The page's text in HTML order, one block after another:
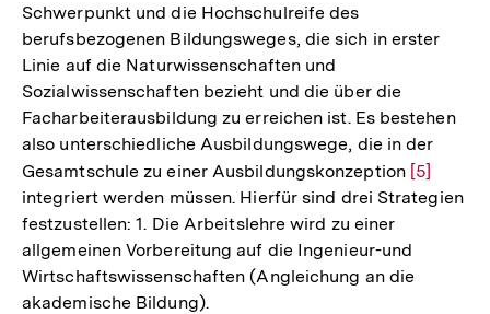
Schwerpunkt und die Hochschulreife des
berufsbezogenen Bildungsweges, die sich in erster
Linie auf die Naturwissenschaften und
Sozialwissenschaften bezieht und die über die
Facharbeiterausbildung zu erreichen ist. Es bestehen
also unterschiedliche Ausbildungswege, die in der
Gesamtschule zu einer Ausbildungskonzeption Zur
Fußnote
[5]
integriert werden müssen. Hierfür sind drei Strategien
festzustellen: 1. Die Arbeitslehre wird zu einer
allgemeinen Vorbereitung auf die Ingenieur-und
Wirtschaftswissenschaften (Angleichung an die
akademische Bildung).